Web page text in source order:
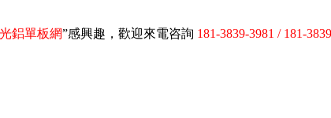
鋁單板網”感興趣，歡迎來電咨詢 181-3839-3981 / 181-